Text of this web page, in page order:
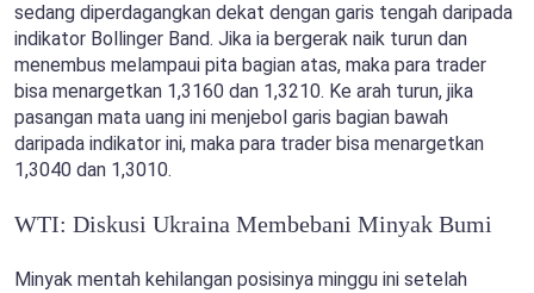
sedang diperdagangkan dekat dengan garis tengah daripada
indikator Bollinger Band. Jika ia bergerak naik turun dan
menembus melampaui pita bagian atas, maka para trader
bisa menargetkan 1,3160 dan 1,3210. Ke arah turun, jika
pasangan mata uang ini menjebol garis bagian bawah
daripada indikator ini, maka para trader bisa menargetkan
1,3040 dan 1,3010.
WTI: Diskusi Ukraina Membebani Minyak Bumi
Minyak mentah kehilangan posisinya minggu ini setelah